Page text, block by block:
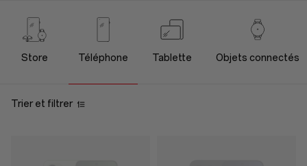
OnePlus
Phone
Store Téléphone Tablette Objets connectés
Trier et filtrer